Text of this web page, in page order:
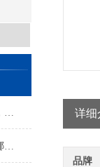
小试膜分离设备究竟好在哪里，一看便知
选购反渗透纯水设备需要了解哪些常识
详细
品牌